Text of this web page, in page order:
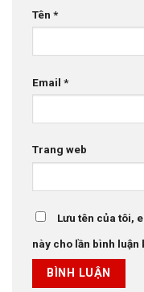
Tên *
Email *
Trang web
Lưu tên của tôi,
này cho lần bình luận